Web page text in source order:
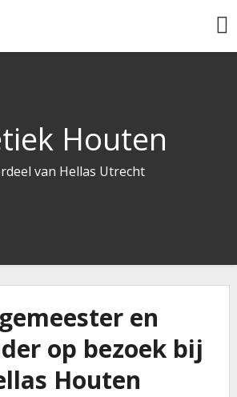
Houten
van Hellas Utrecht
en
op bezoek bij
Houten